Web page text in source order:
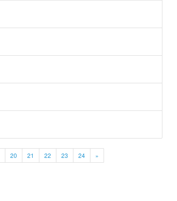
20 21 22 23 24 »